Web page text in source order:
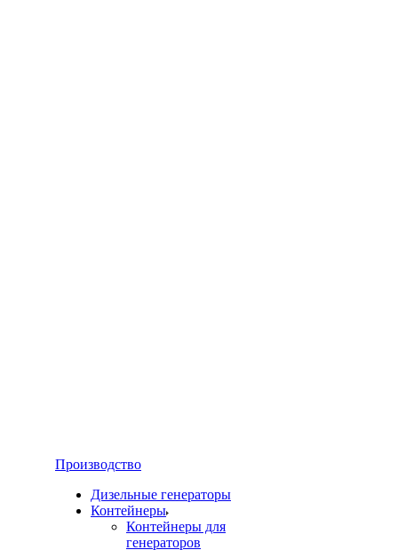
Производство
Дизельные генераторы
Контейнеры
Контейнеры для
генераторов